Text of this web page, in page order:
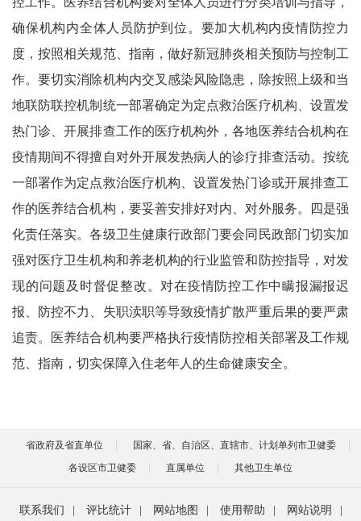
确保机构内全体人员防护到位。要加大机构内疫情防控力
度，按照相关规范、指南，做好新冠肺炎相关预防与控制工
作。要切实消除机构内交叉感染风险隐患，除按照上级和当
地联防联控机制统一部署确定为定点救治医疗机构、设置发
热门诊、开展排查工作的医疗机构外，各地医养结合机构在
疫情期间不得擅自对外开展发热病人的诊疗排查活动。按统
一部署作为定点救治医疗机构、设置发热门诊或开展排查工
作的医养结合机构，要妥善安排好对内、对外服务。四是强
化责任落实。各级卫生健康行政部门要会同民政部门切实加
强对医疗卫生机构和养老机构的行业监管和防控指导，对发
现的问题及时督促整改。对在疫情防控工作中瞒报漏报迟
报、防控不力、失职渎职等导致疫情扩散严重后果的要严肃
追责。医养结合机构要严格执行疫情防控相关部署及工作规
范、指南，切实保障入住老年人的生命健康安全。
省政府及省直单位
国家、省、自治区、直辖市、计划单列市卫健委
各设区市卫健委
直属单位 其他卫生单位
联系我们 | 评比统计 | 网站地图 | 使用帮助 | 网站说明 |